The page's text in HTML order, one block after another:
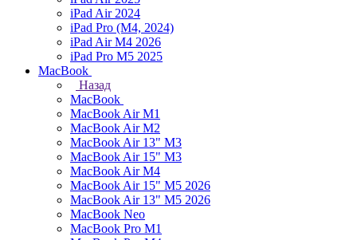
iPad Air 2024
iPad Pro (M4, 2024)
iPad Air M4 2026
iPad Pro M5 2025
MacBook
Назад
MacBook
MacBook Air M1
MacBook Air M2
MacBook Air 13" M3
MacBook Air 15" M3
MacBook Air M4
MacBook Air 15" М5 2026
MacBook Air 13" М5 2026
MacBook Neo
MacBook Pro M1